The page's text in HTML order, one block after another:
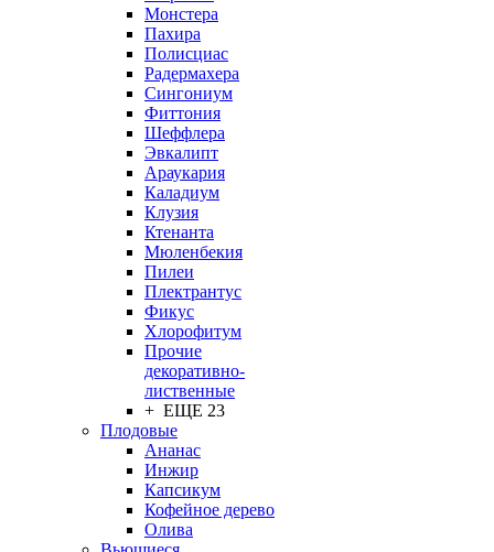
Монстера
Пахира
Полисциас
Радермахера
Сингониум
Фиттония
Шеффлера
Эвкалипт
Араукария
Каладиум
Клузия
Ктенанта
Мюленбекия
Пилеи
Плектрантус
Фикус
Хлорофитум
Прочие
декоративно-
лиственные
+ ЕЩЕ 23
Плодовые
Ананас
Инжир
Капсикум
Кофейное дерево
Олива